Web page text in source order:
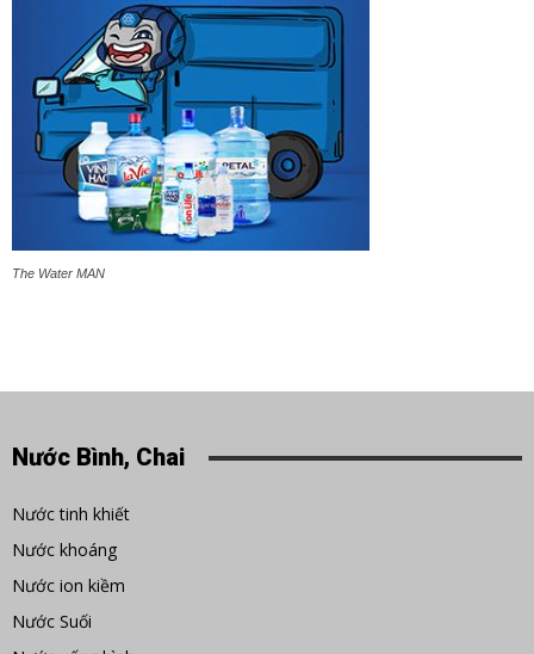
The Water MAN
Nước Bình, Chai
Nước tinh khiết
Nước khoáng
Nước ion kiềm
Nước Suối